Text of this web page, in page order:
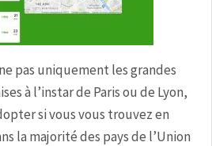
pas uniquement les grandes
à l’instar de Paris ou de Lyon,
si vous vous trouvez en
la majorité des pays de l’Union